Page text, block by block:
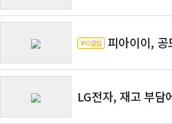
IPO클립 피아이이,
LG전자, 재고 부